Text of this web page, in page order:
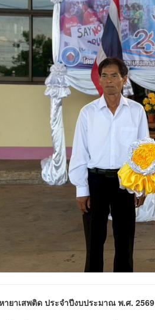
ยาเสพติด ประจำปีงบประมาณ พ.ศ. 2569